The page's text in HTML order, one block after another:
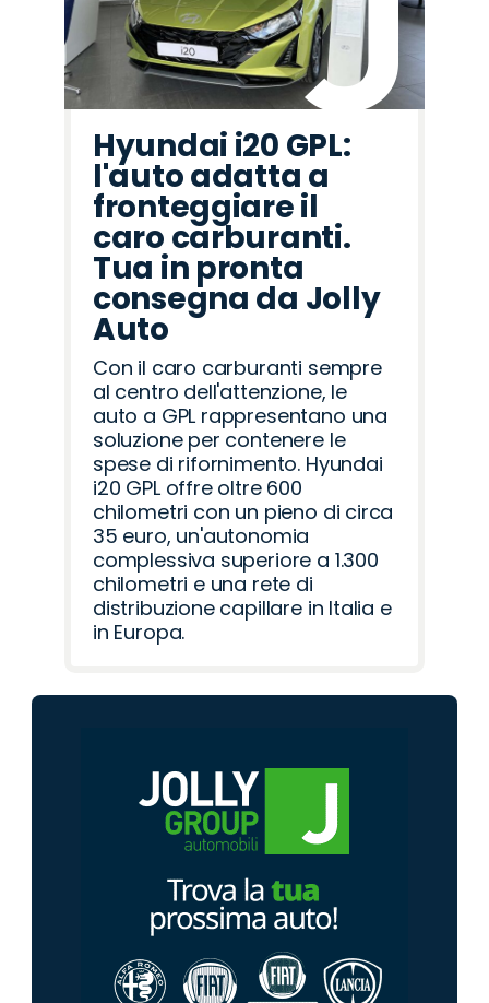
Hyundai i20 GPL:
l'auto adatta a
fronteggiare il
caro carburanti.
Tua in pronta
consegna da Jolly
Auto
Con il caro carburanti sempre
al centro dell'attenzione, le
auto a GPL rappresentano una
soluzione per contenere le
spese di rifornimento. Hyundai
i20 GPL offre oltre 600
chilometri con un pieno di circa
35 euro, un'autonomia
complessiva superiore a 1.300
chilometri e una rete di
distribuzione capillare in Italia e
in Europa.